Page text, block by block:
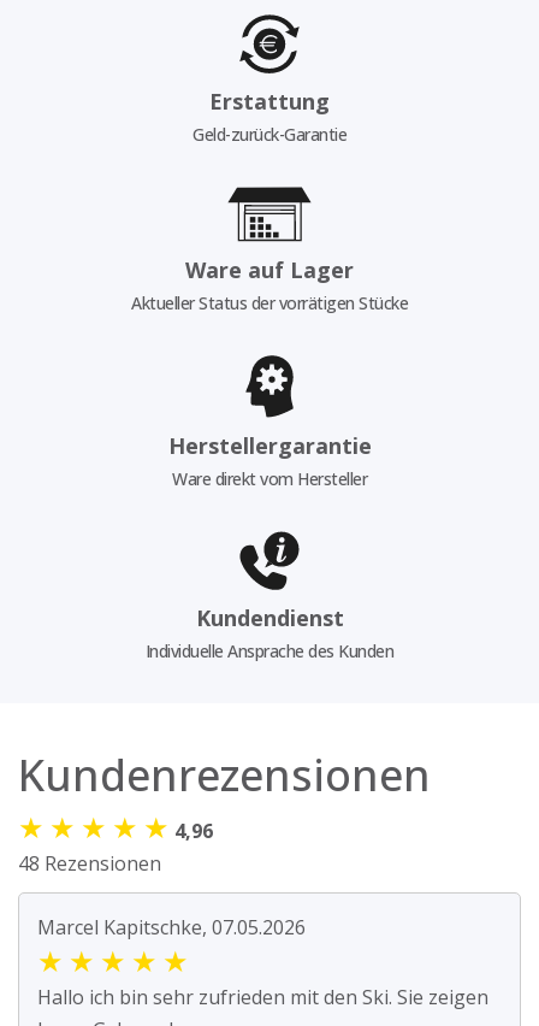
Erstattung
Geld-zurück-Garantie
Ware auf Lager
Aktueller Status der vorrätigen Stücke
Herstellergarantie
Ware direkt vom Hersteller
Kundendienst
Individuelle Ansprache des Kunden
Kundenrezensionen
★ ★ ★ ★ ★ 4,96
48 Rezensionen
Marcel Kapitschke, 07.05.2026
★ ★ ★ ★ ★
Hallo ich bin sehr zufrieden mit den Ski. Sie zeigen